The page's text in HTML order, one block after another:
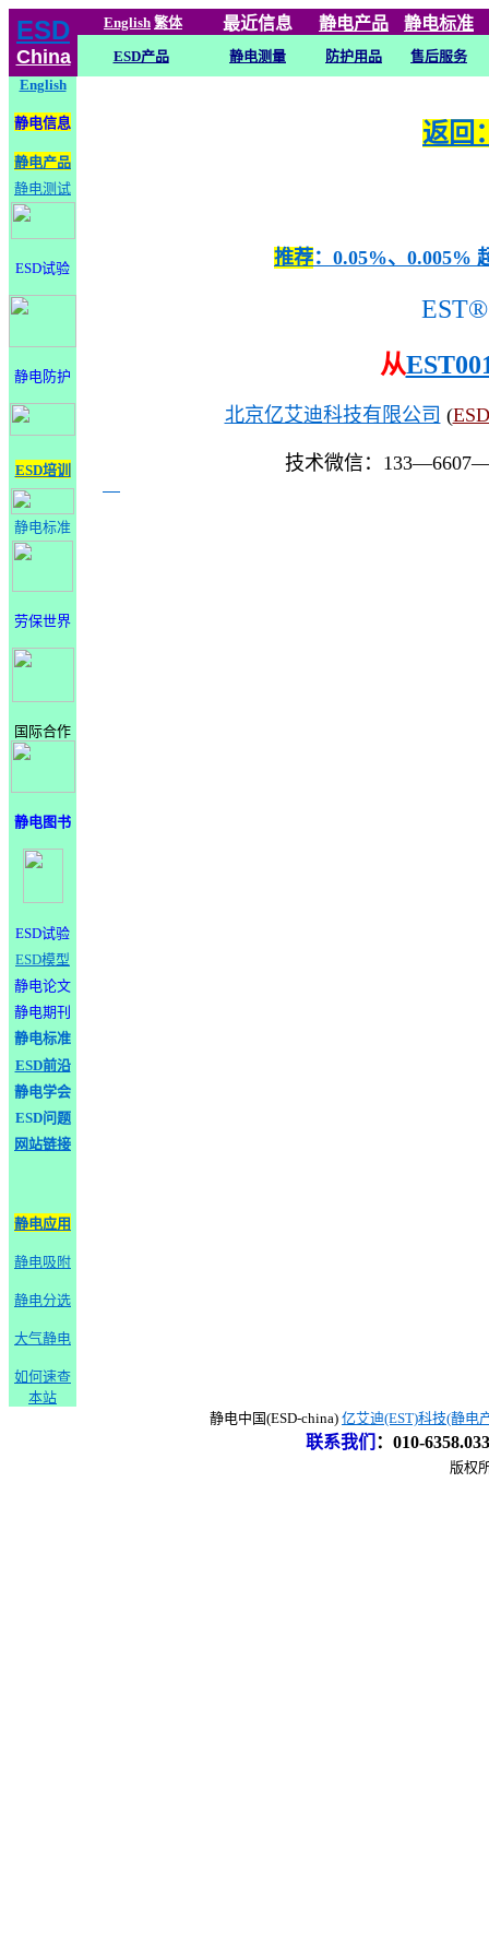
ESD
China
English 繁体 最近信息 静电产品 静电标准
ESD产品 静电测量 防护用品
售后服务
English
静电信息
静电产品
静电测试
ESD试验
静电防护
ESD培训
静电标准
劳保世界
国际合作
静电图书
ESD试验
ESD模型
静电论文
静电期刊
静电标准
ESD前沿
静电学会
ESD问题
网站链接
静电应用
静电吸附
静电分选
大气静电
如何速查
本站
返回
推荐：0.05%、0.005%
EST®
从
北京亿艾迪科技有限公司 (
技术微信：
静电中国(ESD-china) 亿艾迪(EST)科技(静电
联系我们 ： 010-
版权